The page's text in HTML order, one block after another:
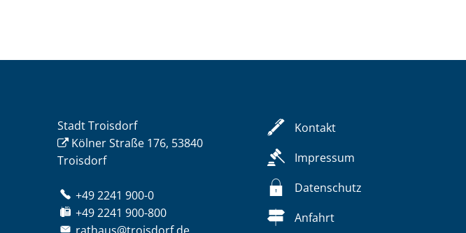
Stadt Troisdorf
Kölner Straße 176, 53840
Troisdorf
+49 2241 900-0
+49 2241 900-800
Kontakt
Impressum
Datenschutz
Anfahrt